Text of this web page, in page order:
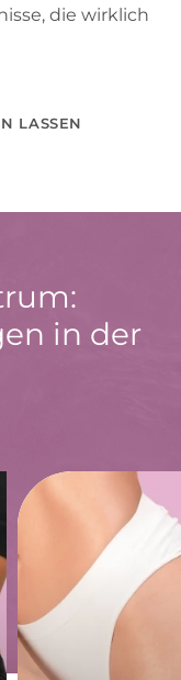
die wirklich
LASSEN
in der